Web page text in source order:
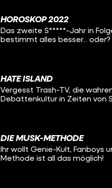
HOROSKOP 2022
Das zweite S*****-Jahr in
bestimmt alles besser... oder?
HATE ISLAND
Vergesst Trash-TV, die
Debattenkultur in Zeiten von
DIE MUSK-METHODE
Ihr wollt Genie-Kult, Fanboys
Methode ist all das möglich!